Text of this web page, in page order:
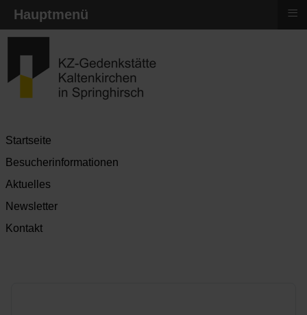
Startseite
Besucherinformationen
Aktuelles
Newsletter
Kontakt
Hauptmenü ≡